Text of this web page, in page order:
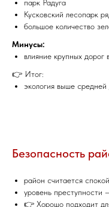
парк Радуга
Кусковский лесопарк
большое количество
Минусы:
влияние крупных дорог
👉 Итог:
экология выше
Безопасность
район считается
уровень
👉 Хорошо подходит